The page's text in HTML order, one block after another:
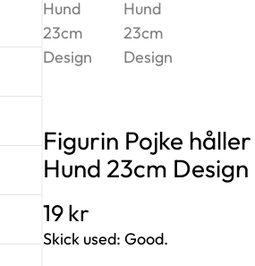
Figurin Pojke
Hund 23cm Design
19kr
Skick used: Good.